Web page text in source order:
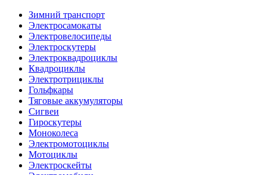
Зимний транспорт
Электросамокаты
Электровелосипеды
Электроскутеры
Электроквадроциклы
Квадроциклы
Электротрициклы
Гольфкары
Тяговые аккумуляторы
Сигвеи
Гироскутеры
Моноколеса
Электромотоциклы
Мотоциклы
Электроскейты